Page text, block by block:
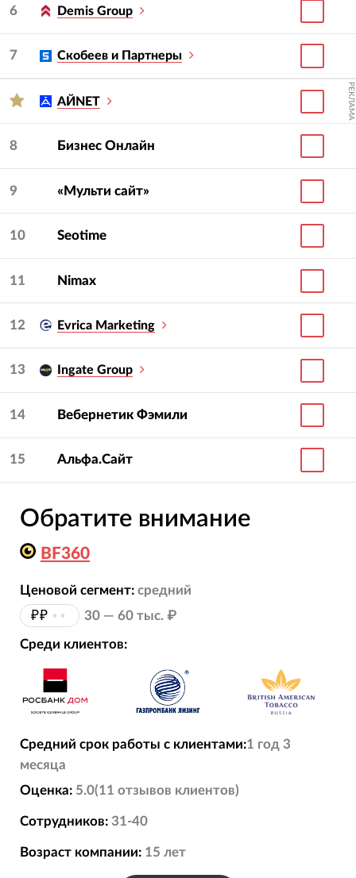
6 Demis Group
7 Скобеев и Партнеры
АЙNET РЕКЛАМА
8 Бизнес Онлайн
9 «Мульти сайт»
10 Seotime
11 Nimax
12 Evrica Marketing
13 Ingate Group
14 Вебернетик Фэмили
15 Альфа.Сайт
Обратите внимание
BF360
Ценовой сегмент: средний
₽₽ •• 30 — 60 тыс. ₽
Среди клиентов:
Средний срок работы с клиентами:1 год 3
месяца
Оценка: 5.0(11 отзывов клиентов)
Сотрудников: 31-40
Возраст компании: 15 лет